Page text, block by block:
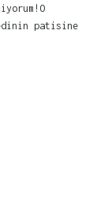
patisine